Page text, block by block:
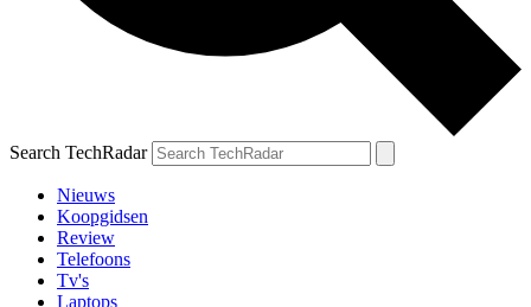
Search TechRadar
Nieuws
Koopgidsen
Review
Telefoons
Tv's
Laptops